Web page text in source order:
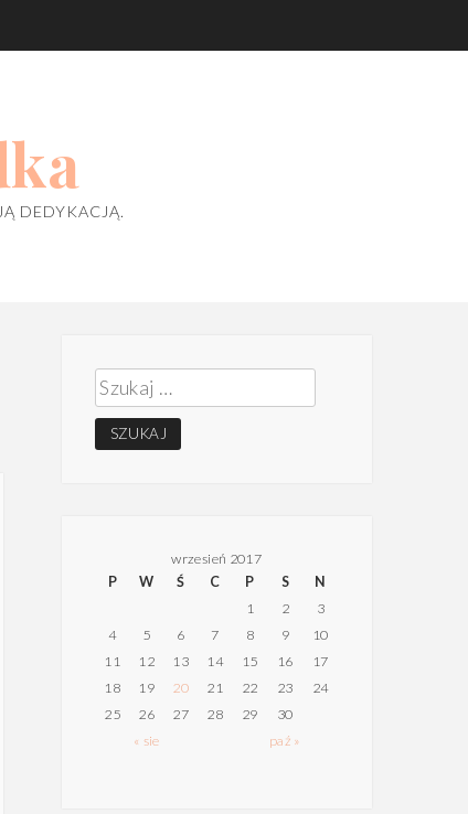
DEDYKACJĄ.
Szukaj:
wrzesień 2017
P
W Ś C P S N
« sie paź »
1 2
3
4
5 6 7 8 9
10
11
12 13 14 15 16
17
18
19 20 21 22 23
24
25
26 27 28 29 30